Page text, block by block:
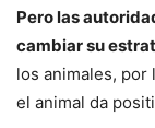
Pero las
cambiar su
los animales, por
el animal da